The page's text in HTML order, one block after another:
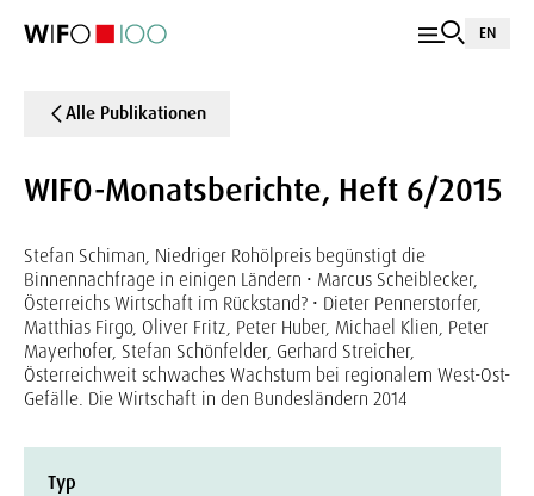
EN
Alle Publikationen
WIFO-Monatsberichte, Heft 6/2015
Stefan Schiman, Niedriger Rohölpreis begünstigt die
Binnennachfrage in einigen Ländern • Marcus Scheiblecker,
Österreichs Wirtschaft im Rückstand? • Dieter Pennerstorfer,
Matthias Firgo, Oliver Fritz, Peter Huber, Michael Klien, Peter
Mayerhofer, Stefan Schönfelder, Gerhard Streicher,
Österreichweit schwaches Wachstum bei regionalem West-Ost-
Gefälle. Die Wirtschaft in den Bundesländern 2014
Typ